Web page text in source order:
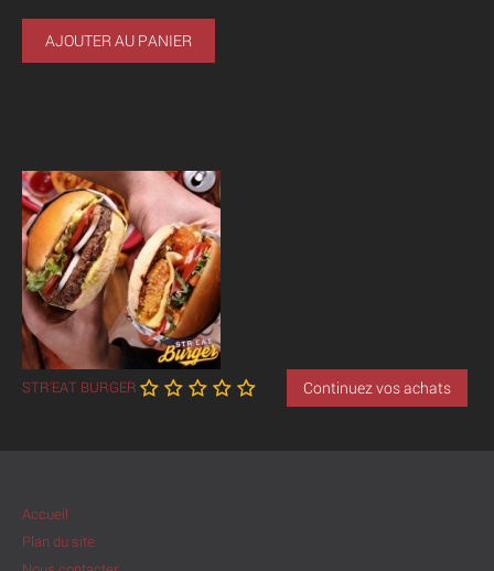
AJOUTER AU PANIER
STR'EAT BURGER Continuez vos achats
Accueil
Plan du site